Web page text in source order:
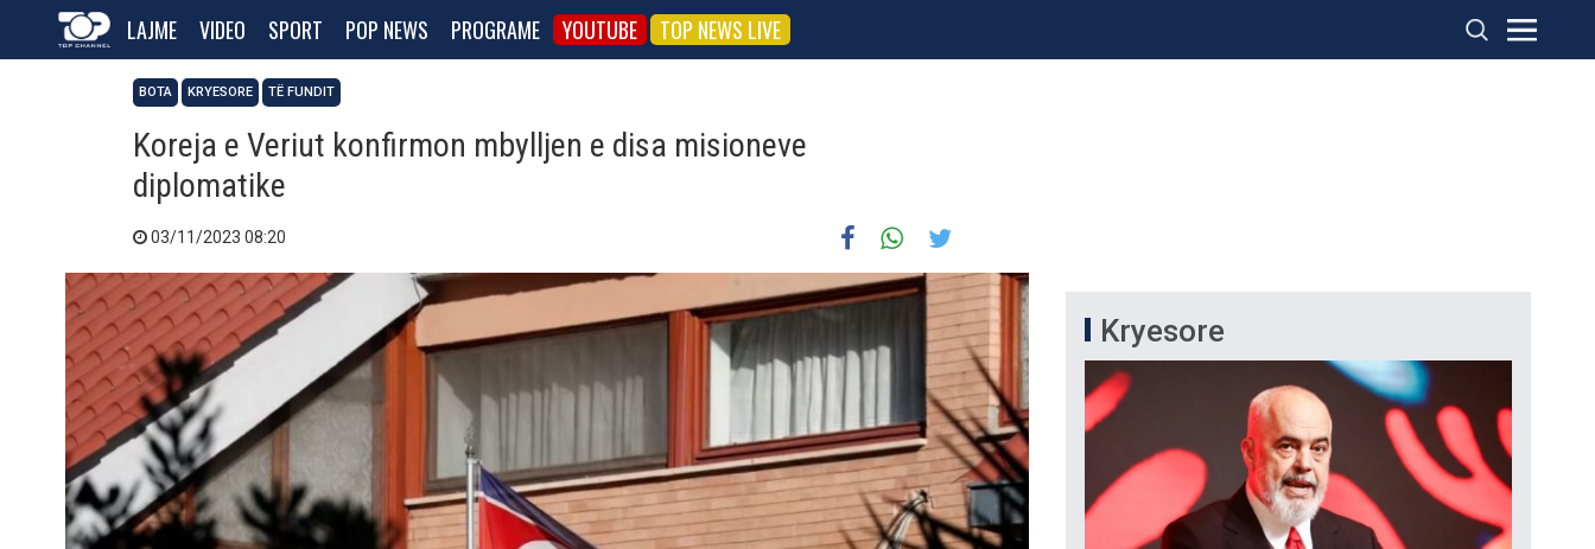
LAJME VIDEO SPORT POP NEWS PROGRAME YOUTUBE TOP NEWS LIVE
BOTA KRYESORE TË FUNDIT
Koreja e Veriut konfirmon mbylljen e disa misioneve
diplomatike
03/11/2023 08:20
Kryesore